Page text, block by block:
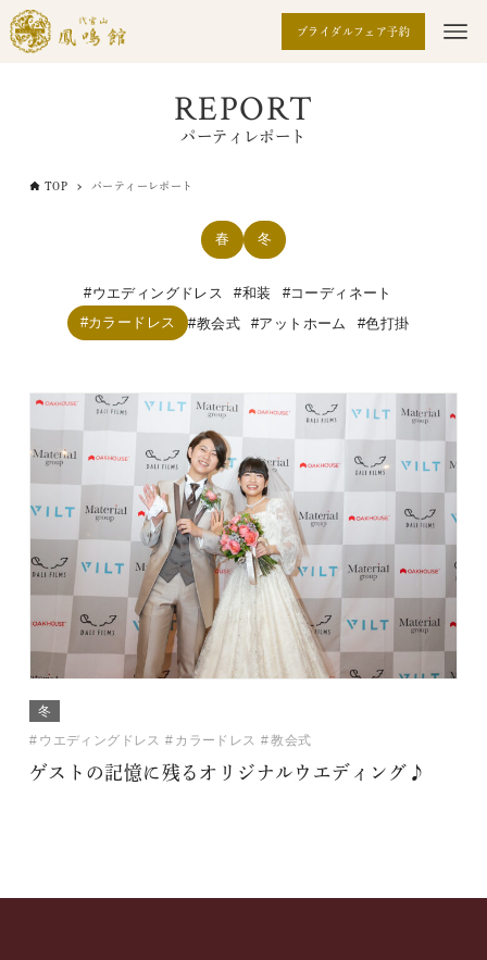
ブライダルフェア予約
REPORT
パーティレポート
TOP パーティーレポート
春 冬
ウエディングドレス 和装
コーディネート
カラードレス
教会式 アットホーム 色打掛
冬
ウエディングドレス
カラードレス 教会式
ゲストの記憶に残るオリジナルウエディング♪